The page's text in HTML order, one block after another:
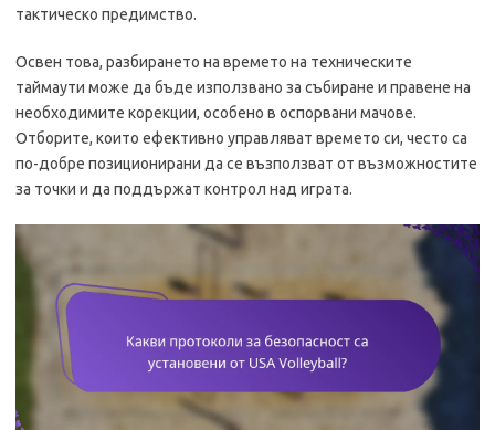
тактическо предимство.
Освен това, разбирането на времето на техническите
таймаути може да бъде използвано за събиране и правене на
необходимите корекции, особено в оспорвани мачове.
Отборите, които ефективно управляват времето си, често са
по-добре позиционирани да се възползват от възможностите
за точки и да поддържат контрол над играта.